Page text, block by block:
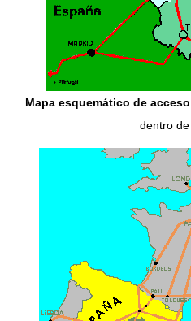
Mapa esquemático de
dentro de